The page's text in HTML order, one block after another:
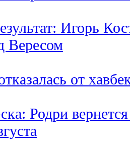
Игорь
Вересом
от
Родри